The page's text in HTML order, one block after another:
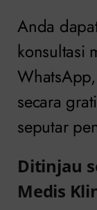
Anda
konsultasi
secara
seputar
Ditinjau
Medis